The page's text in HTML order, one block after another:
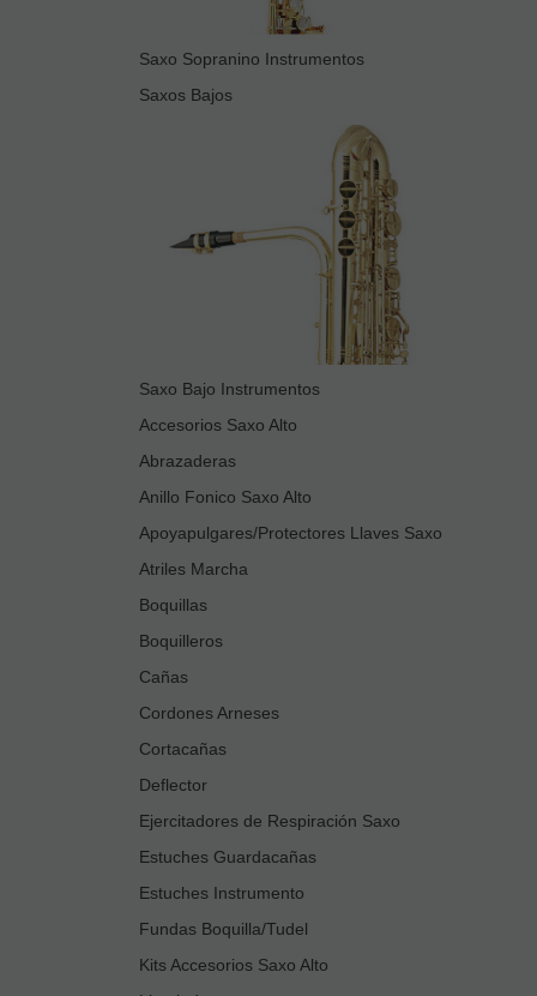
Saxo Sopranino Instrumentos
Saxos Bajos
Saxo Bajo Instrumentos
Accesorios Saxo Alto
Abrazaderas
Anillo Fonico Saxo Alto
Apoyapulgares/Protectores Llaves Saxo
Atriles Marcha
Boquillas
Boquilleros
Cañas
Cordones Arneses
Cortacañas
Deflector
Ejercitadores de Respiración Saxo
Estuches Guardacañas
Estuches Instrumento
Fundas Boquilla/Tudel
Kits Accesorios Saxo Alto